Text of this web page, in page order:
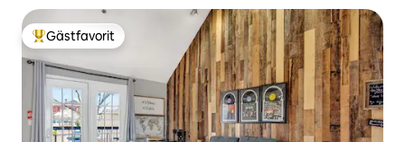
Populär gästfavorit
Gästfavorit